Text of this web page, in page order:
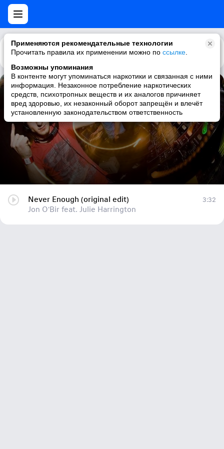
Применяются рекомендательные технологии
Прочитать правила их применении можно по ссылке
Возможны упоминания
В контенте могут упоминаться наркотики и связанная с ними
информация. Незаконное потребление наркотических
средств, психотропных веществ и их аналогов причиняет
вред здоровью, их незаконный оборот запрещён и влечёт
установленную законодательством ответственность
Каталог Рекомендации
Never Enough (original edit)
Jon O'Bir feat. Julie Harrington
Never Enough (original edit)
Jon O'Bir feat. Julie Harrington
3:32